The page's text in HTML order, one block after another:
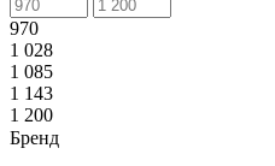
970
1 028
1 085
1 143
1 200
Бренд